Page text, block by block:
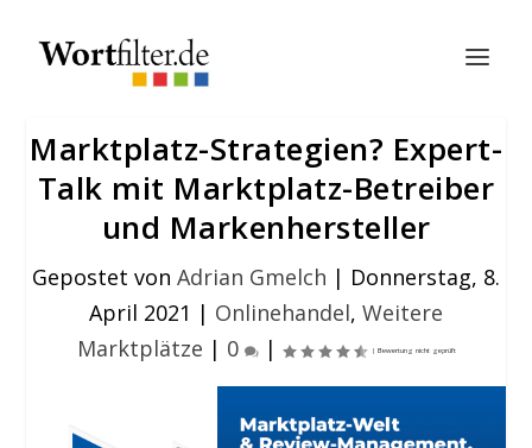
Marktplatz-Strategien? Expert-
Talk mit Marktplatz-Betreiber
und Markenhersteller
Gepostet von Adrian Gmelch | Donnerstag, 8.
April 2021 | Onlinehandel, Weitere
Marktplätze | 0 |